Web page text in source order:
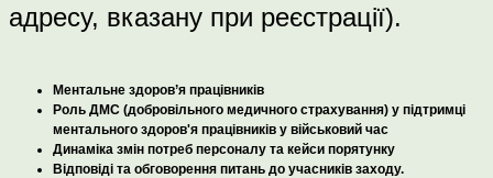
адресу, вказану при реєстрації).
Ментальне здоров’я працівників
Роль ДМС (добровільного медичного страхування) у підтримці
ментального здоров'я працівників у військовий час
Динаміка змін потреб персоналу та кейси порятунку
Відповіді та обговорення питань до учасників заходу.